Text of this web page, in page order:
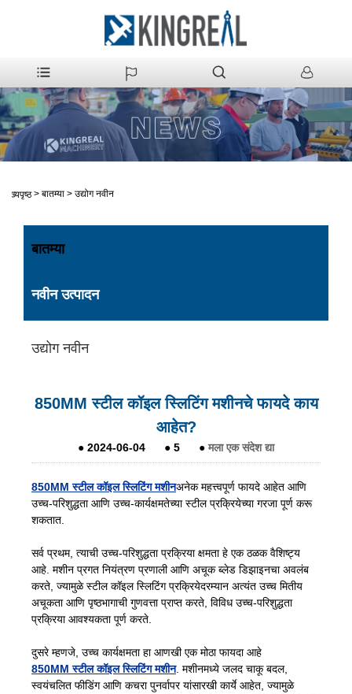
मुख्यपृष्ठ > बातम्या > उद्योग नवीन
बातम्या
नवीन उत्पादन
उद्योग नवीन
850MM स्टील कॉइल स्लिटिंग मशीनचे फायदे काय
आहेत?
● 2024-06-04 ● 5 ● मला एक संदेश द्या
850MM स्टील कॉइल स्लिटिंग मशीनअनेक महत्त्वपूर्ण फायदे आहेत आणि
उच्च-परिशुद्धता आणि उच्च-कार्यक्षमतेच्या स्टील प्रक्रियेच्या गरजा पूर्ण करू
शकतात.
सर्व प्रथम, त्याची उच्च-परिशुद्धता प्रक्रिया क्षमता हे एक ठळक वैशिष्ट्य
आहे. मशीन प्रगत नियंत्रण प्रणाली आणि अचूक ब्लेड डिझाइनचा अवलंब
करते, ज्यामुळे स्टील कॉइल स्लिटिंग प्रक्रियेदरम्यान अत्यंत उच्च मितीय
अचूकता आणि पृष्ठभागाची गुणवत्ता प्राप्त करते, विविध उच्च-परिशुद्धता
प्रक्रिया आवश्यकता पूर्ण करते.
दुसरे म्हणजे, उच्च कार्यक्षमता हा आणखी एक मोठा फायदा आहे
850MM स्टील कॉइल स्लिटिंग मशीन. मशीनमध्ये जलद चाकू बदल,
स्वयंचलित फीडिंग आणि कचरा पुनर्वापर यांसारखी कार्ये आहेत, ज्यामुळे